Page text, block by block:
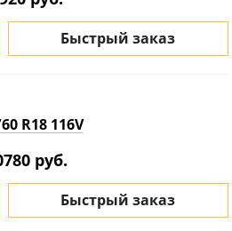
Быстрый заказ
R18 116V
руб.
Быстрый заказ